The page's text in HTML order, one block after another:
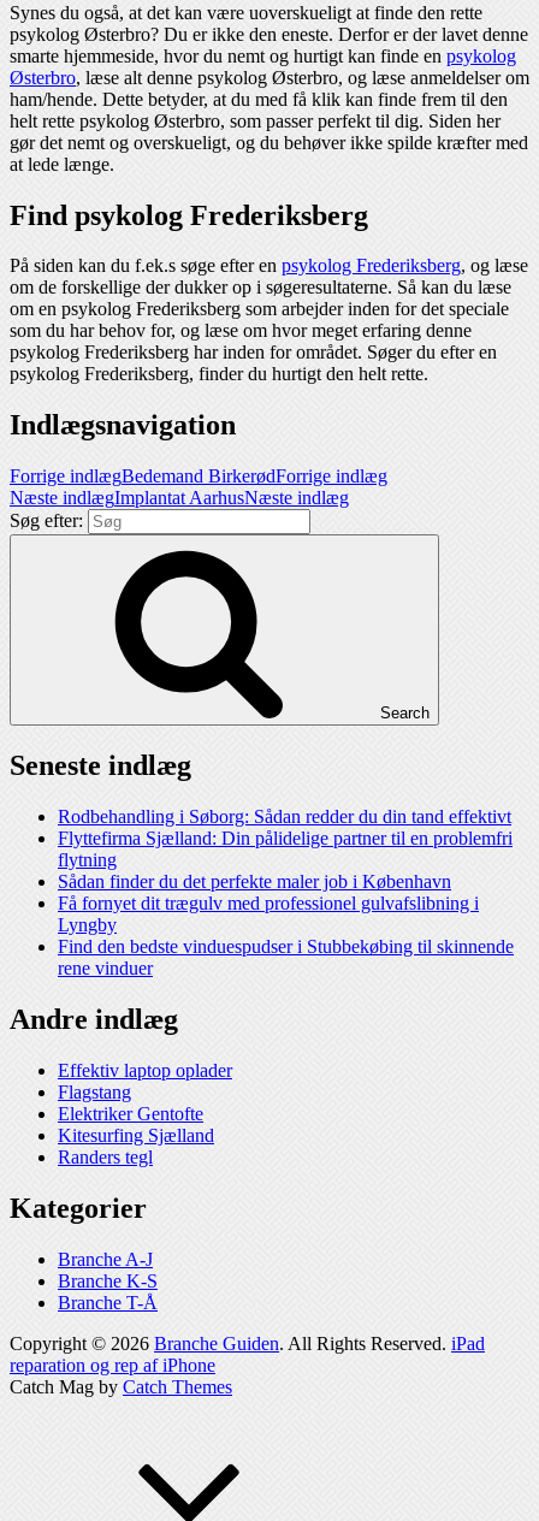
Synes du også, at det kan være uoverskueligt at finde den rette
psykolog Østerbro? Du er ikke den eneste. Derfor er der lavet denne
smarte hjemmeside, hvor du nemt og hurtigt kan finde en psykolog
Østerbro, læse alt denne psykolog Østerbro, og læse anmeldelser om
ham/hende. Dette betyder, at du med få klik kan finde frem til den
helt rette psykolog Østerbro, som passer perfekt til dig. Siden her
gør det nemt og overskueligt, og du behøver ikke spilde kræfter med
at lede længe.
Find psykolog Frederiksberg
På siden kan du f.ek.s søge efter en psykolog Frederiksberg, og læse
om de forskellige der dukker op i søgeresultaterne. Så kan du læse
om en psykolog Frederiksberg som arbejder inden for det speciale
som du har behov for, og læse om hvor meget erfaring denne
psykolog Frederiksberg har inden for området. Søger du efter en
psykolog Frederiksberg, finder du hurtigt den helt rette.
Indlægsnavigation
Forrige indlægBedemand BirkerødForrige indlæg
Næste indlægImplantat AarhusNæste indlæg
Søg efter:
Search
Seneste indlæg
Rodbehandling i Søborg: Sådan redder du din tand effektivt
Flyttefirma Sjælland: Din pålidelige partner til en problemfri
flytning
Sådan finder du det perfekte maler job i København
Få fornyet dit trægulv med professionel gulvafslibning i
Lyngby
Find den bedste vinduespudser i Stubbekøbing til skinnende
rene vinduer
Andre indlæg
Effektiv laptop oplader
Flagstang
Elektriker Gentofte
Kitesurfing Sjælland
Randers tegl
Kategorier
Branche A-J
Branche K-S
Branche T-Å
Copyright © 2026 Branche Guiden. All Rights Reserved. iPad
reparation og rep af iPhone
Catch Mag by Catch Themes